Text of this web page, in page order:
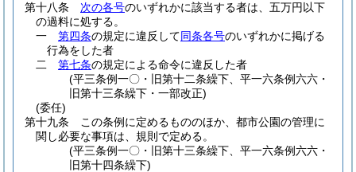
第十八条
次の各号のいずれかに該当する者は、五万円以下
の過料に処する。
一
第四条の規定に違反して同条各号のいずれかに掲げる
行為をした者
二
第七条の規定による命令に違反した者
(平三条例一〇・旧第十二条繰下、平一六条例六六・
旧第十三条繰下・一部改正)
(委任)
第十九条
この条例に定めるもののほか、都市公園の管理に
関し必要な事項は、規則で定める。
(平三条例一〇・旧第十三条繰下、平一六条例六六・
旧第十四条繰下)